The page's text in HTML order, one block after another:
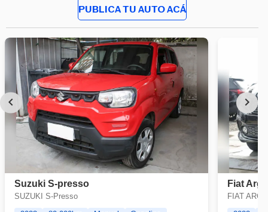
PUBLICA TU AUTO ACÁ